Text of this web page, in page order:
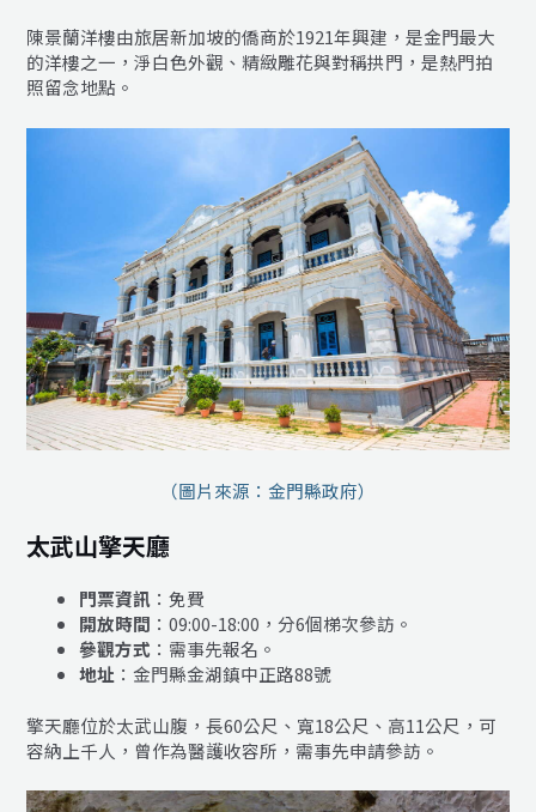
陳景蘭洋樓由旅居新加坡的僑商於1921年興建，是金門最大
的洋樓之一，淨白色外觀、精緻雕花與對稱拱門，是熱門拍
照留念地點。
（圖片來源：金門縣政府）
太武山擎天廳
門票資訊 ：免費
開放時間 ：09:00-18:00，分6個梯次參訪。
參觀方式 ：需事先報名。
地址 ：金門縣金湖鎮中正路88號
擎天廳位於太武山腹，長60公尺、寬18公尺、高11公尺，可
容納上千人，曾作為醫護收容所，需事先申請參訪。